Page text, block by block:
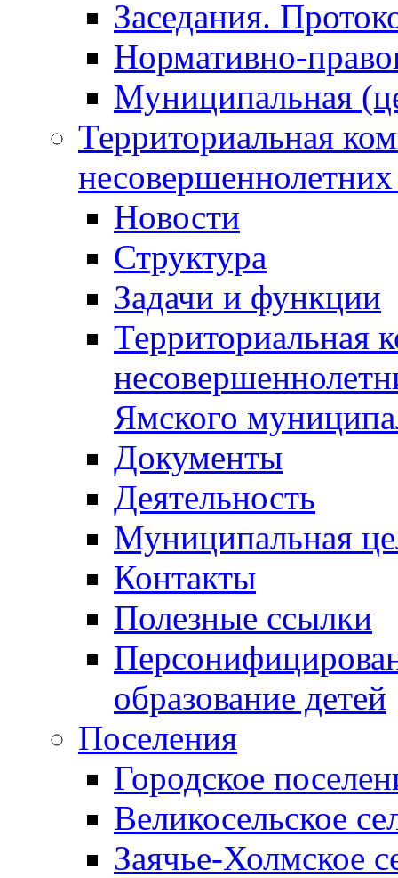
Заседания.
Нормативно-
Муниципальная
Территориальная
Новости
Структура
Задачи и функции
Территориальная
Ямского
Документы
Деятельность
Муниципальная
Контакты
Полезные ссылки
образование детей
Поселения
Городское
Великосельское
Заячье-Холмское